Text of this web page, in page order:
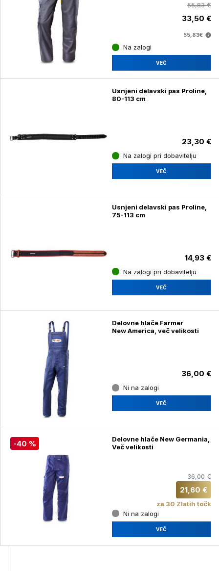
55,83 €
33,50 €
55,83€
Na zalogi
VEČ
Usnjeni delavski pas Proline,
80-113 cm
23,30 €
Na zalogi pri dobavitelju
VEČ
Usnjeni delavski pas Proline,
75-113 cm
14,93 €
Na zalogi pri dobavitelju
VEČ
Delovne hlače Farmer
New America, več velikosti
36,00 €
Ni na zalogi
VEČ
-40 %
Delovne hlače New Germania,
Več velikosti
36,00 €
21,60 €
za 30 Zlatih točk
Ni na zalogi
VEČ